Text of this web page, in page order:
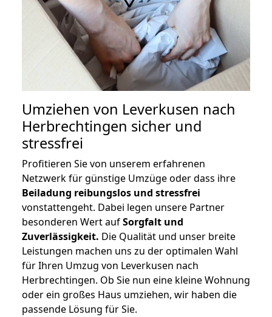
Umziehen von Leverkusen nach
Herbrechtingen sicher und
stressfrei
Profitieren Sie von unserem erfahrenen
Netzwerk für günstige Umzüge oder dass ihre
Beiladung reibungslos und stressfrei
vonstattengeht. Dabei legen unsere Partner
besonderen Wert aufSorgfalt und
Zuverlässigkeit. Die Qualität und unser breite
Leistungen machen uns zu der optimalen Wahl
für Ihren Umzug von Leverkusen nach
Herbrechtingen. Ob Sie nun eine kleine Wohnung
oder ein großes Haus umziehen, wir haben die
passende Lösung für Sie.